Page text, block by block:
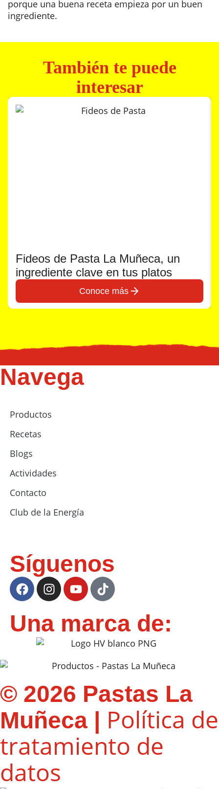
porque una buena receta empieza por un buen
ingrediente.
También te puede
interesar
Fideos de Pasta La Muñeca, un
ingrediente clave en tus platos
Conoce más
© 2026 Pastas La
Muñeca | Política de
tratamiento de
datos
Navega
Productos
Recetas
Blogs
Actividades
Contacto
Club de la Energía
Síguenos
Una marca de: